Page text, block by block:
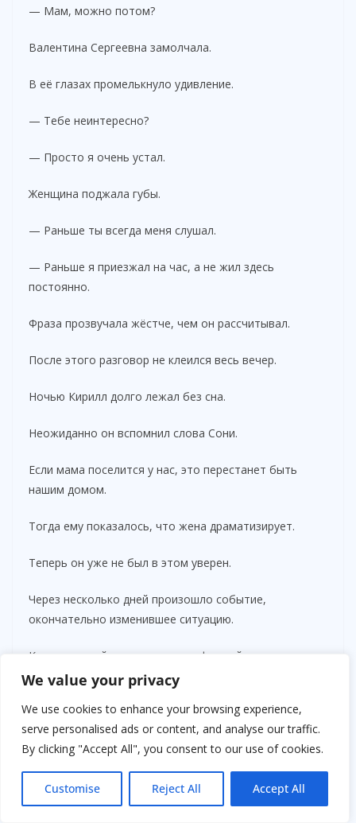
We value your privacy
We use cookies to enhance your browsing experience,
serve personalised ads or content, and analyse our traffic.
By clicking "Accept All", you consent to our use of cookies.
Customise Reject All Accept All
— Мам, можно потом?
Валентина Сергеевна замолчала.
В её глазах промелькнуло удивление.
— Тебе неинтересно?
— Просто я очень устал.
Женщина поджала губы.
— Раньше ты всегда меня слушал.
— Раньше я приезжал на час, а не жил здесь
постоянно.
Фраза прозвучала жёстче, чем он рассчитывал.
После этого разговор не клеился весь вечер.
Ночью Кирилл долго лежал без сна.
Неожиданно он вспомнил слова Сони.
Если мама поселится у нас, это перестанет быть
нашим домом.
Тогда ему показалось, что жена драматизирует.
Теперь он уже не был в этом уверен.
Через несколько дней произошло событие,
окончательно изменившее ситуацию.
Кирилл случайно услышал телефонный разговор
матери.
Она разговаривала со своей давней подругой.
Он собирался пройти на кухню за водой, но
остановился в коридоре, услышав собственное имя.
— Конечно, я довольна, — говорила Валентина